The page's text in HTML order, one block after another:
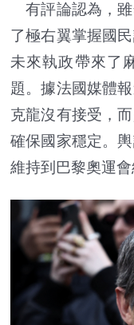
有評論認為，雖
了極右翼掌握國
未來執政帶來了
題。據法國媒體
克龍沒有接受，
確保國家穩定。
維持到巴黎奧運會